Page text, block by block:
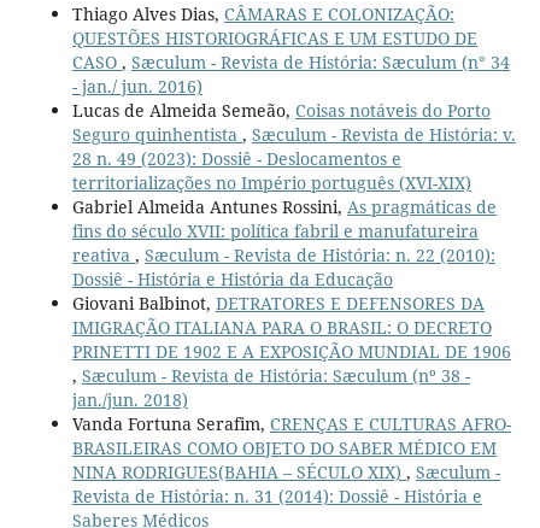
Thiago Alves Dias, CÂMARAS E COLONIZAÇÃO:
QUESTÕES HISTORIOGRÁFICAS E UM ESTUDO DE
CASO , Sæculum - Revista de História: Sæculum (n° 34
- jan./ jun. 2016)
Lucas de Almeida Semeão, Coisas notáveis do Porto
Seguro quinhentista , Sæculum - Revista de História: v.
28 n. 49 (2023): Dossiê - Deslocamentos e
territorializações no Império português (XVI-XIX)
Gabriel Almeida Antunes Rossini, As pragmáticas de
fins do século XVII: política fabril e manufatureira
reativa , Sæculum - Revista de História: n. 22 (2010):
Dossiê - História e História da Educação
Giovani Balbinot, DETRATORES E DEFENSORES DA
IMIGRAÇÃO ITALIANA PARA O BRASIL: O DECRETO
PRINETTI DE 1902 E A EXPOSIÇÃO MUNDIAL DE 1906
, Sæculum - Revista de História: Sæculum (nº 38 -
jan./jun. 2018)
Vanda Fortuna Serafim, CRENÇAS E CULTURAS AFRO-
BRASILEIRAS COMO OBJETO DO SABER MÉDICO EM
NINA RODRIGUES(BAHIA – SÉCULO XIX) , Sæculum -
Revista de História: n. 31 (2014): Dossiê - História e
Saberes Médicos